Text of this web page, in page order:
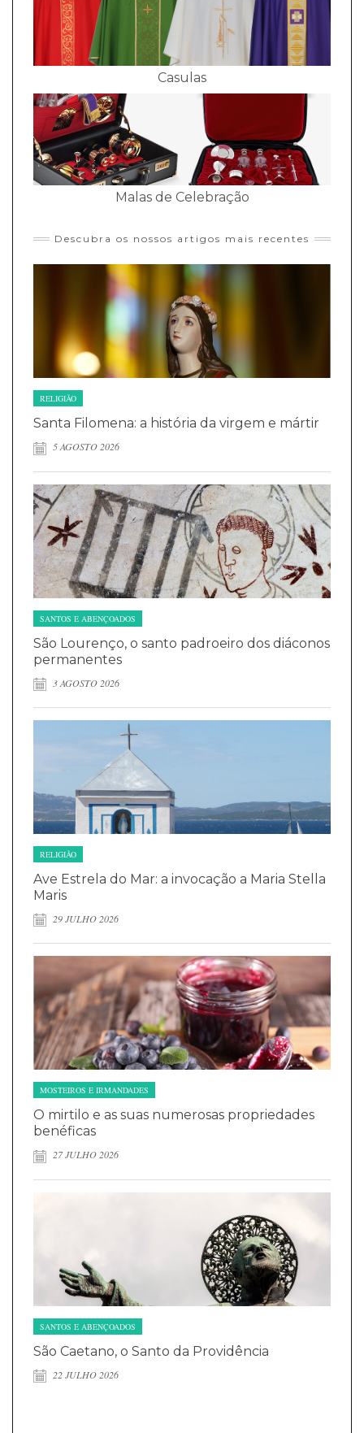
Casulas
Malas de Celebração
Descubra os nossos artigos mais recentes
RELIGIÃO
Santa Filomena: a história da virgem e mártir
5 AGOSTO 2026
SANTOS E ABENÇOADOS
São Lourenço, o santo padroeiro dos diáconos
permanentes
3 AGOSTO 2026
RELIGIÃO
Ave Estrela do Mar: a invocação a Maria Stella
Maris
29 JULHO 2026
MOSTEIROS E IRMANDADES
O mirtilo e as suas numerosas propriedades
benéficas
27 JULHO 2026
SANTOS E ABENÇOADOS
São Caetano, o Santo da Providência
22 JULHO 2026